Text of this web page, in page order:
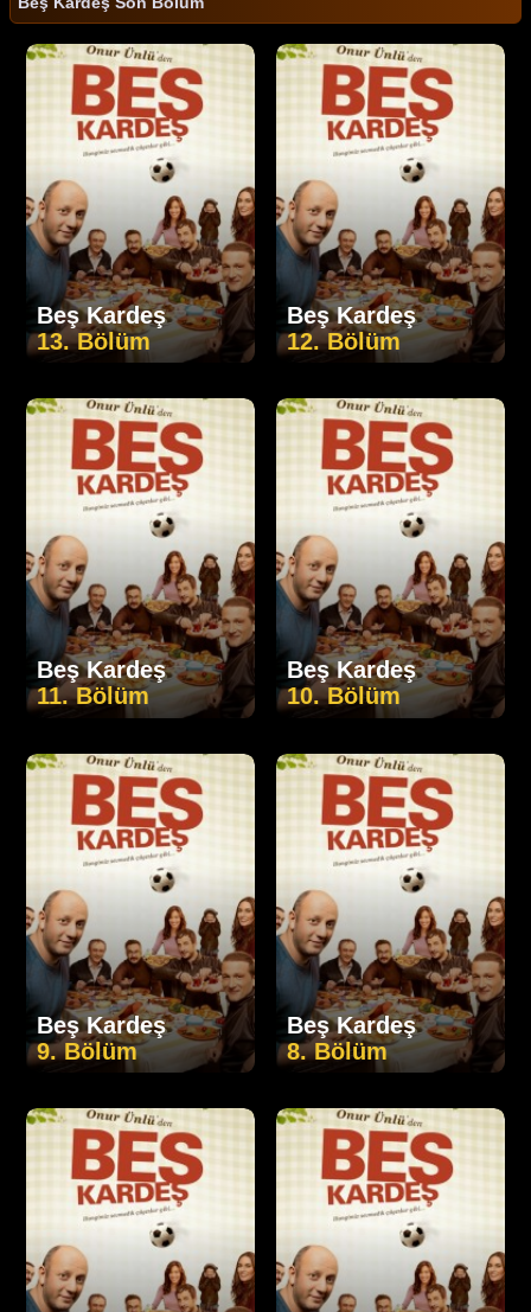
Beş Kardeş
13. Bölüm
Beş Kardeş
12. Bölüm
Beş Kardeş
11. Bölüm
Beş Kardeş
10. Bölüm
Beş Kardeş
9. Bölüm
Beş Kardeş
8. Bölüm